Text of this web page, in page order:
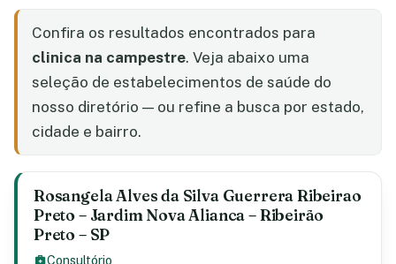
Confira os resultados encontrados para
clinica na campestre. Veja abaixo uma
seleção de estabelecimentos de saúde do
nosso diretório — ou refine a busca por estado,
cidade e bairro.
Rosangela Alves da Silva Guerrera Ribeirao
Preto – Jardim Nova Alianca – Ribeirão
Preto – SP
Consultório